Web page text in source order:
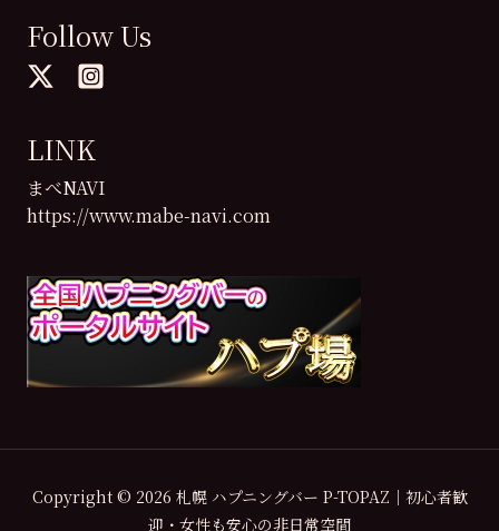
Follow Us
LINK
まべNAVI
https://www.mabe-navi.com
Copyright © 2026 札幌 ハプニングバー P-TOPAZ｜初心者歓
迎・女性も安心の非日常空間